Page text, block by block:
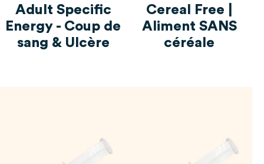
Adult Specific
Energy - Coup de
sang & Ulcère
Cereal Free |
Aliment SANS
céréale